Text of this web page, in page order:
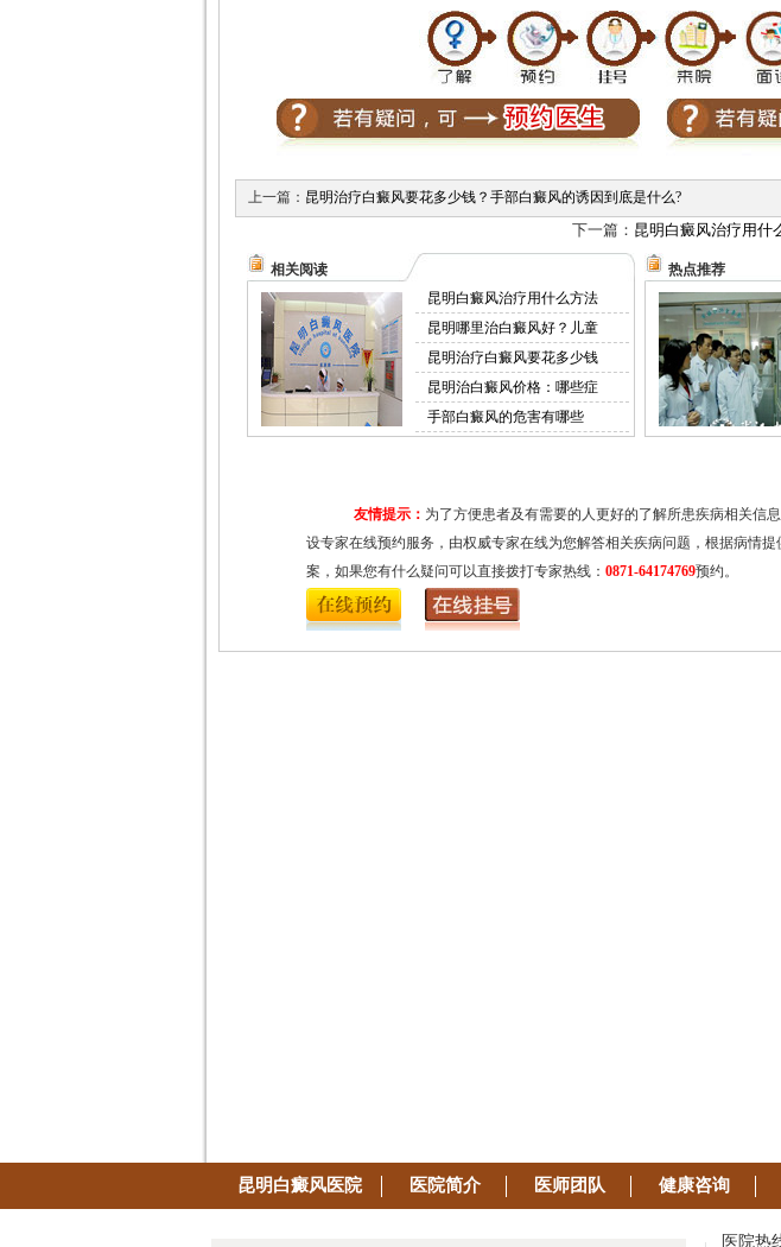
上一篇： 昆明治疗白癜风要花多少钱？手部白癜风的诱因到底是什么?
下一篇： 昆明白癜风治疗用什
相关阅读
昆明白癜风治疗用什么方法
昆明哪里治白癜风好？儿童
昆明治疗白癜风要花多少钱
昆明治白癜风价格：哪些症
手部白癜风的危害有哪些
热点推荐
友情提示： 为了方便患者及有需要的人更好的了解所患疾病相关信
设专家在线预约服务，由权威专家在线为您解答相关疾病问题，根据病情提
案，如果您有什么疑问可以直接拨打专家热线： 0871-64174769预约。
根据患者病情发展
科学分...[详情]
昆明白癜风医院 医院简介 医师团队 健康咨询
医院热